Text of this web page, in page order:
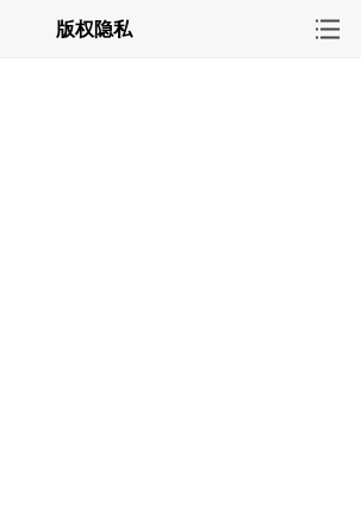
版权隐私